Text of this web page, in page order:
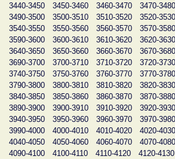
3440-3450
3450-3460 3460-3470 3470-3480
3490-3500
3500-3510 3510-3520 3520-3530
3540-3550
3550-3560 3560-3570 3570-3580
3590-3600
3600-3610 3610-3620 3620-3630
3640-3650
3650-3660 3660-3670 3670-3680
3690-3700
3700-3710 3710-3720 3720-3730
3740-3750
3750-3760 3760-3770 3770-3780
3790-3800
3800-3810 3810-3820 3820-3830
3840-3850
3850-3860 3860-3870 3870-3880
3890-3900
3900-3910 3910-3920 3920-3930
3940-3950
3950-3960 3960-3970 3970-3980
3990-4000
4000-4010 4010-4020 4020-4030
4040-4050
4050-4060 4060-4070 4070-4080
4090-4100
4100-4110 4110-4120 4120-4130